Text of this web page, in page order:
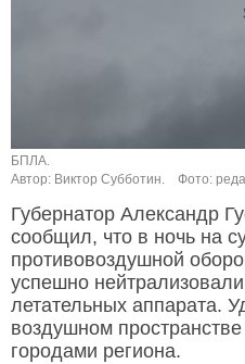
БПЛА.
Автор: Виктор Субботин.
Фото:
Губернатор Александр
сообщил, что в ночь на
противовоздушной
успешно
летательных аппарата.
воздушном
городами региона.